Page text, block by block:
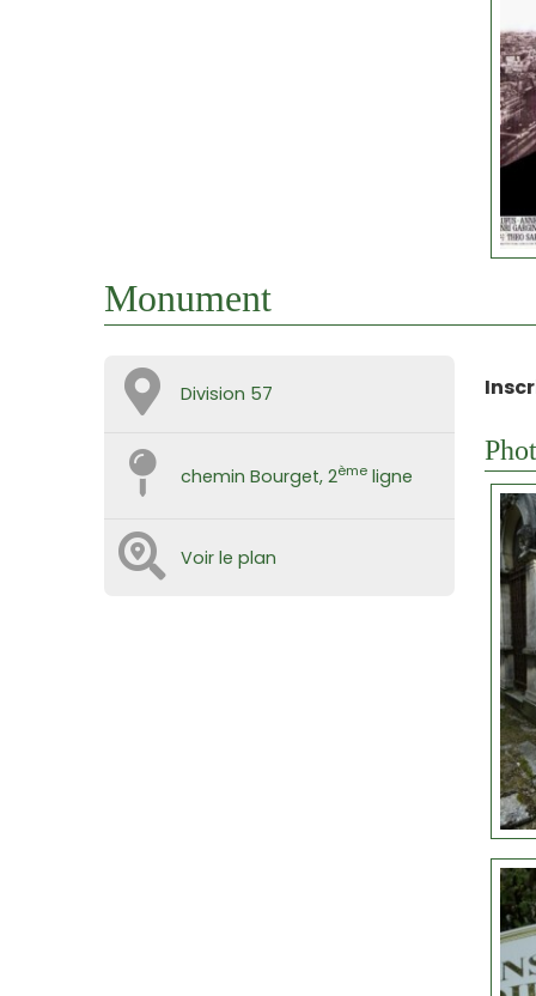
Monument
Division 57
chemin Bourget, 2ème ligne
Voir le plan